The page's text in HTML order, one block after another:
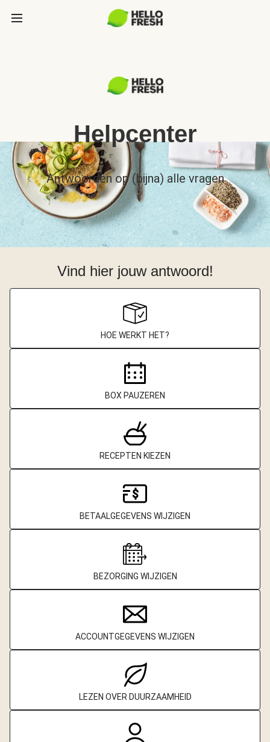
Helpcenter
Antwoorden op (bijna) alle vragen
Vind hier jouw antwoord!
HOE WERKT HET?
BOX PAUZEREN
RECEPTEN KIEZEN
BETAALGEGEVENS WIJZIGEN
BEZORGING WIJZIGEN
ACCOUNTGEGEVENS WIJZIGEN
LEZEN OVER DUURZAAMHEID